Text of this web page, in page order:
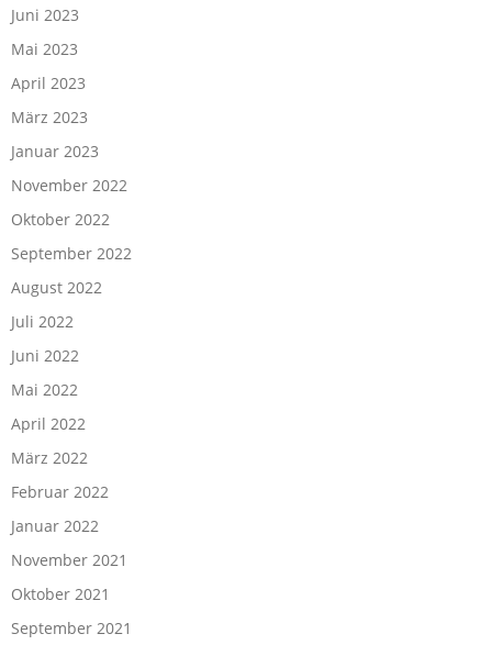
Juni 2023
Mai 2023
April 2023
März 2023
Januar 2023
November 2022
Oktober 2022
September 2022
August 2022
Juli 2022
Juni 2022
Mai 2022
April 2022
März 2022
Februar 2022
Januar 2022
November 2021
Oktober 2021
September 2021